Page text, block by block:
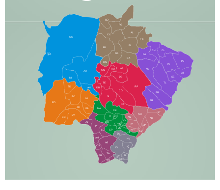
CO
AQ
MI
AN
CX
RI
AL
CR
FI
SG
BA
CA
PA
CH CL
PB
SE
TL
AG
BR
SR
BT
AR
RP
RO
JG
CG
SI
NA
TA
NH
JT
RB
MA
IT
DR
DO
CP
JU
NV
IQ
EL
BD
BO
NI
JD
PO
BV
CC
PP
AJ
LC
AM
AB
JP
DB
TE
CS
PR
TA
SQ
IG
MN
IN
NO
BP
RN
CN
GL
AN
IV
FS
VC
GD
DE
AT
PG
SO
LA